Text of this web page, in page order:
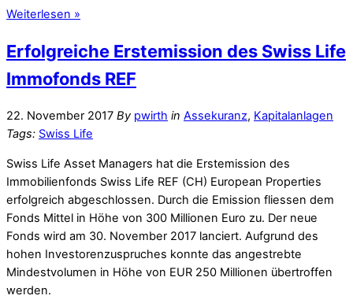
Weiterlesen »
Erfolgreiche Erstemission des Swiss Life
Immofonds REF
22. November 2017 By pwirth in Assekuranz, Kapitalanlagen
Tags: Swiss Life
Swiss Life Asset Managers hat die Erstemission des
Immobilienfonds Swiss Life REF (CH) European Properties
erfolgreich abgeschlossen. Durch die Emission fliessen dem
Fonds Mittel in Höhe von 300 Millionen Euro zu. Der neue
Fonds wird am 30. November 2017 lanciert. Aufgrund des
hohen Investorenzuspruches konnte das angestrebte
Mindestvolumen in Höhe von EUR 250 Millionen übertroffen
werden.